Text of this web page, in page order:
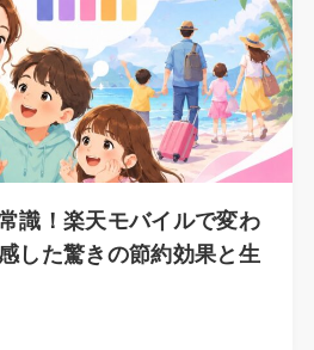
識！楽天モバイルで変わ
した驚きの節約効果と生